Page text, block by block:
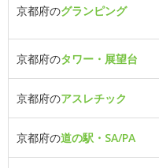
京都府のグランピング
京都府のタワー・展望台
京都府のアスレチック
京都府の道の駅・SA/PA